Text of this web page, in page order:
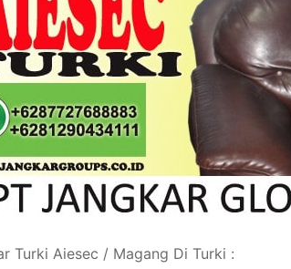
Turki Aiesec / Magang Di Turki :